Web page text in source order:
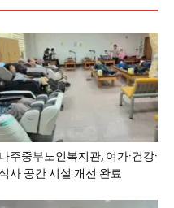
나주중부노인복지관, 여가·건강·
식사 공간 시설 개선 완료